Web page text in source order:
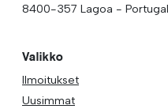
8400-357 Lagoa - Portugal
Valikko
Ilmoitukset
Uusimmat